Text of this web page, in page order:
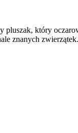
pluszak, który
znanych